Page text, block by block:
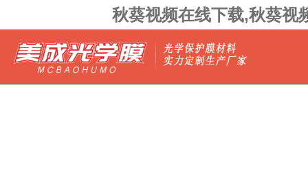
秋葵视频在线下载,秋葵视